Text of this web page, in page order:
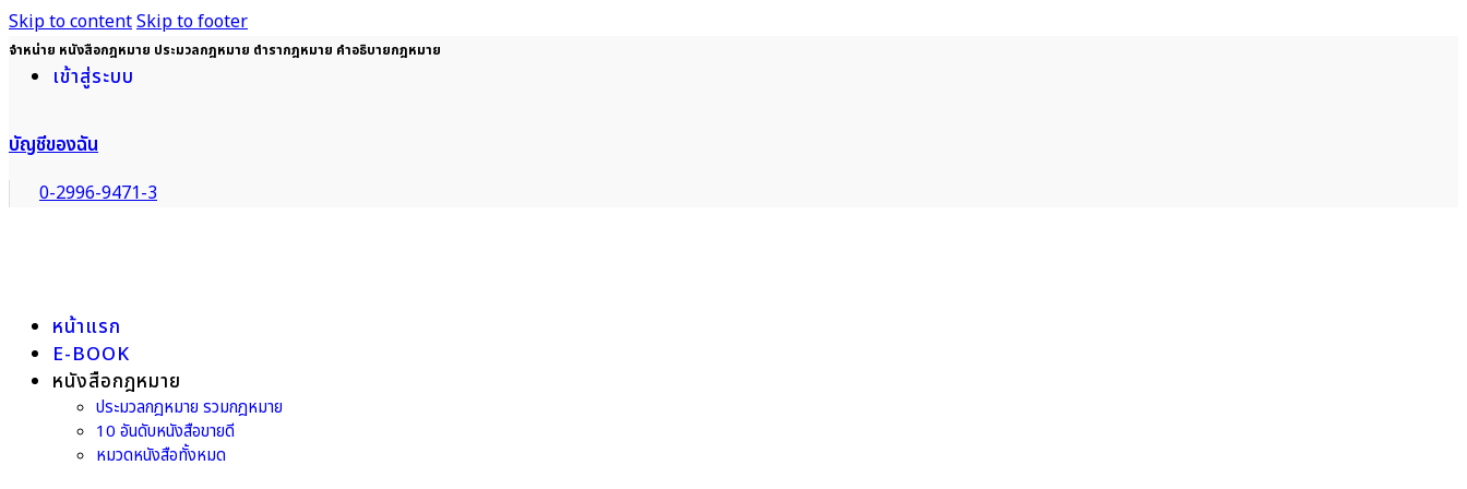
Skip to contentSkip to footer
จำหน่าย หนังสือกฎหมาย ประมวลกฎหมาย ตำรากฎหมาย คำอธิบายกฎหมาย
เข้าสู่ระบบ
บัญชีของฉัน
0-2996-9471-3
หน้าแรก
E-BOOK
หนังสือกฎหมาย
ประมวลกฎหมาย รวมกฎหมาย
10 อันดับหนังสือขายดี
หมวดหนังสือทั้งหมด